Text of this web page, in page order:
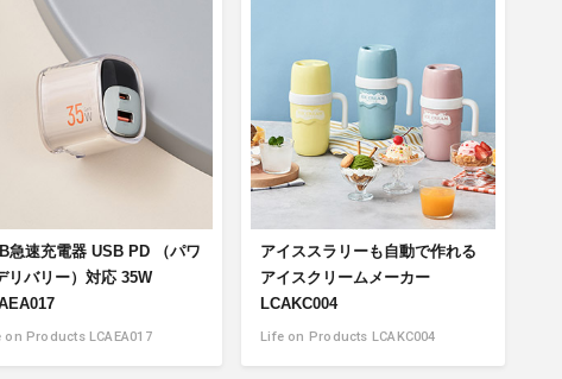
急速充電器 USB PD （パワ
リバリー）対応 35W
on Products LCAEA017
アイススラリーも自動で作れる
アイスクリームメーカー
LCAKC004
Life on Products LCAKC004